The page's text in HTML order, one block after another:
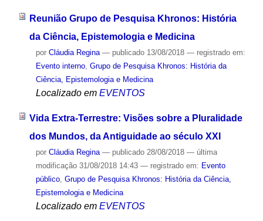
Reunião Grupo de Pesquisa Khronos: História
da Ciência, Epistemologia e Medicina
por Cláudia Regina — publicado13/08/2018 — registrado em:
Evento interno, Grupo de Pesquisa Khronos: História da
Ciência, Epistemologia e Medicina
Localizado em EVENTOS
Vida Extra-Terrestre: Visões sobre a Pluralidade
dos Mundos, da Antiguidade ao século XXI
por Cláudia Regina — publicado28/08/2018 — última
modificação31/08/2018 14:43 — registrado em: Evento
público, Grupo de Pesquisa Khronos: História da Ciência,
Epistemologia e Medicina
Localizado em EVENTOS